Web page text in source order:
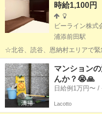
菜等の取り扱い施設...時給1,100円
ビーライン株式
浦添前田駅
☆北谷、読谷、恩納村エリアで緊急募集です☆ ★
募集★ ★ダブルワークOK★ ■継続的に長期希望の方を優先させて頂き
ます。 ■子育て中で子連れでお仕
の時間は、空いてる時...
沖縄 浦添市
マンション
んか？😭🙏
Lacotto